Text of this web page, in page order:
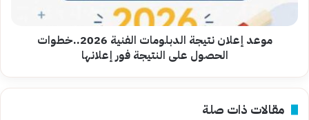
على
النتيجة
موعد إعلان نتيجة الدبلومات الفنية 2026..خطوات
الحصول على النتيجة فور إعلانها
مقالات ذات صلة